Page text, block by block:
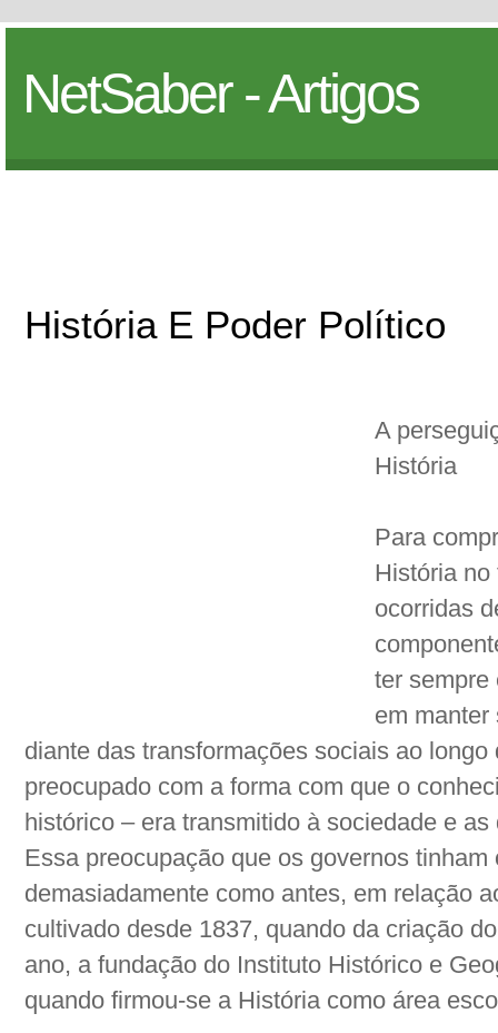
NetSaber - Artigos
História E Poder Político
A
História
Para
História no
ocorridas
ter sempre
em manter
diante das transformações sociais ao
preocupado com a forma com que o
histórico – era transmitido à sociedade e
Essa preocupação que os governos
demasiadamente como antes, em relação
cultivado desde 1837, quando da criação
ano, a fundação do Instituto Histórico e
quando firmou-se a História como área